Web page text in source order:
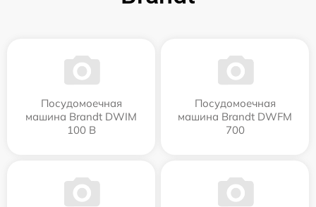
Посудомоечная
машина Brandt DWIM
100 B
Посудомоечная
машина Brandt DWFM
700